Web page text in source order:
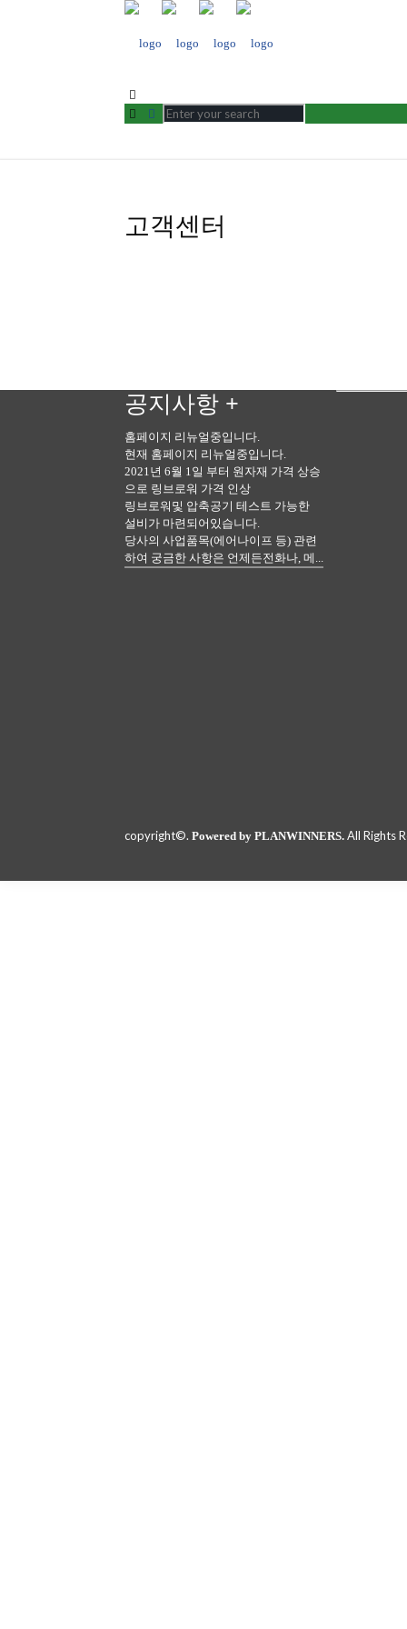
고객센터
공지사항 +
홈페이지 리뉴얼중입니다.
현재 홈페이지 리뉴얼중입니다.
2021년 6월 1일 부터 원자재 가격 상승
으로 링브로워 가격 인상
링브로워및 압축공기 테스트 가능한
설비가 마련되어있습니다.
당사의 사업품목(에어나이프 등) 관련
하여 궁금한 사항은 언제든전화나, 메...
copyright©. Powered by PLANWINNERS. All Rights